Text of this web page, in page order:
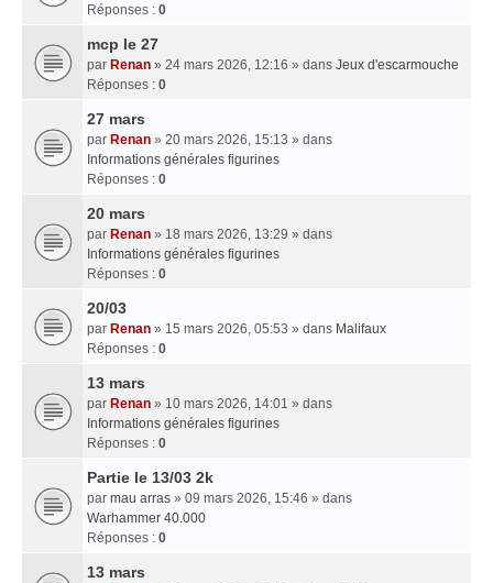
Réponses : 0
mcp le 27
par Renan » 24 mars 2026, 12:16 » dans Jeux d'escarmouche
Réponses : 0
27 mars
par Renan » 20 mars 2026, 15:13 » dans
Informations générales figurines
Réponses : 0
20 mars
par Renan » 18 mars 2026, 13:29 » dans
Informations générales figurines
Réponses : 0
20/03
par Renan » 15 mars 2026, 05:53 » dans Malifaux
Réponses : 0
13 mars
par Renan » 10 mars 2026, 14:01 » dans
Informations générales figurines
Réponses : 0
Partie le 13/03 2k
par mau arras » 09 mars 2026, 15:46 » dans
Warhammer 40.000
Réponses : 0
13 mars